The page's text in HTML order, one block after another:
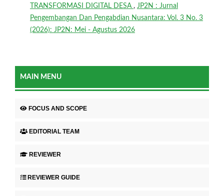
TRANSFORMASI DIGITAL DESA , JP2N : Jurnal
Pengembangan Dan Pengabdian Nusantara: Vol. 3 No. 3
(2026): JP2N: Mei - Agustus 2026
MAIN MENU
FOCUS AND SCOPE
EDITORIAL TEAM
REVIEWER
REVIEWER GUIDE